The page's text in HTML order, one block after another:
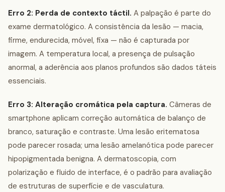
Erro 2: Perda de contexto táctil. A palpação é parte do
exame dermatológico. A consistência da lesão — macia,
firme, endurecida, móvel, fixa — não é capturada por
imagem. A temperatura local, a presença de pulsação
anormal, a aderência aos planos profundos são dados táteis
essenciais.
Erro 3: Alteração cromática pela captura. Câmeras de
smartphone aplicam correção automática de balanço de
branco, saturação e contraste. Uma lesão eritematosa
pode parecer rosada; uma lesão amelanótica pode parecer
hipopigmentada benigna. A dermatoscopia, com
polarização e fluido de interface, é o padrão para avaliação
de estruturas de superfície e de vasculatura.